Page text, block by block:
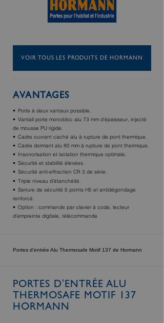
VOIR TOUS LES PRODUITS DE HORMANN
AVANTAGES
Porte à deux vantaux possible.
Vantail porte monobloc alu 73 mm d’épaisseur, injecté
de mousse PU rigide.
Cadre ouvrant caché alu à rupture de pont thermique.
Cadre dormant alu 80 mm à rupture de pont thermique.
Insonorisation et isolation thermique optimale.
Sécurité et stabilité élevées.
Sécurité anti-effraction CR 3 de série.
Triple niveau d’étanchéité.
Serrure de sécurité 5 points H5 et antidégondage
renforcé.
Option : commande par clavier à code, lecteur
d’empreinte digitale, télécommande
Portes d'entrée Alu Thermosafe Motif 137 de Hormann
PORTES D'ENTRÉE ALU
THERMOSAFE MOTIF 137
HORMANN